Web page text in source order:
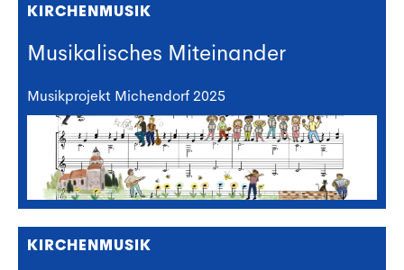
KIRCHENMUSIK
Musikalisches Miteinander
Musikprojekt Michendorf 2025
KIRCHENMUSIK